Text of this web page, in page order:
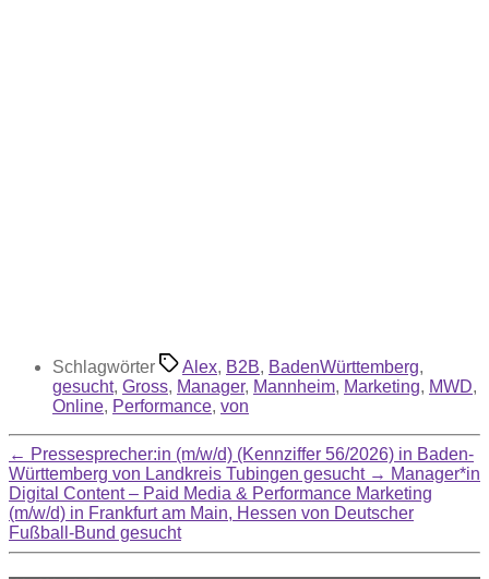
Schlagwörter Alex, B2B, BadenWürttemberg,
gesucht, Gross, Manager, Mannheim, Marketing, MWD,
Online, Performance, von
← Pressesprecher:in (m/w/d) (Kennziffer 56/2026) in Baden-
Württemberg von Landkreis Tubingen gesucht → Manager*in
Digital Content – Paid Media & Performance Marketing
(m/w/d) in Frankfurt am Main, Hessen von Deutscher
Fußball-Bund gesucht